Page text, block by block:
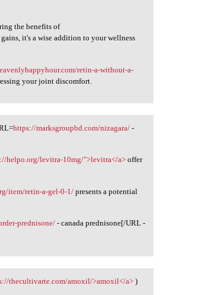
the benefits of
it's a wise addition to your wellness
retin-a-without-a-
your joint discomfort.
https://marksgroupbd.com/nizagara/ -
helpo.org/levitra-10mg/">levitra</a> offer
item/retin-a-gel-0-1/ presents a potential
prednisone/- canada prednisone[/URL -
thecultivarte.com/amoxil/>amoxil</a> )